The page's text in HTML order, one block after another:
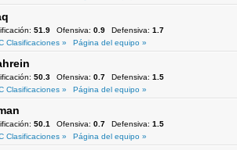
51.9 Ofensiva: 0.9 Defensiva: 1.7
Clasificaciones »
Página del equipo »
50.3 Ofensiva: 0.7 Defensiva: 1.5
Clasificaciones »
Página del equipo »
50.1 Ofensiva: 0.7 Defensiva: 1.5
Clasificaciones »
Página del equipo »